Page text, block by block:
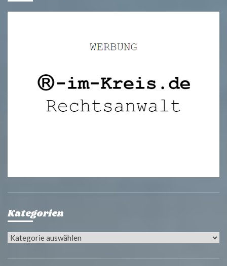
Kategorien
Kategorien